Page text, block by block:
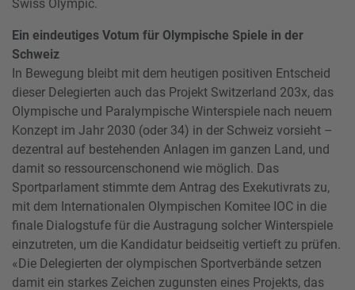
Swiss Olympic.
Ein eindeutiges Votum für Olympische Spiele in der
Schweiz
In Bewegung bleibt mit dem heutigen positiven Entscheid
dieser Delegierten auch das Projekt Switzerland 203x, das
Olympische und Paralympische Winterspiele nach neuem
Konzept im Jahr 2030 (oder 34) in der Schweiz vorsieht –
dezentral auf bestehenden Anlagen im ganzen Land, und
damit so ressourcenschonend wie möglich. Das
Sportparlament stimmte dem Antrag des Exekutivrats zu,
mit dem Internationalen Olympischen Komitee IOC in die
finale Dialogstufe für die Austragung solcher Winterspiele
einzutreten, um die Kandidatur beidseitig vertieft zu prüfen.
«Die Delegierten der olympischen Sportverbände setzen
damit ein starkes Zeichen zugunsten eines Projekts, das